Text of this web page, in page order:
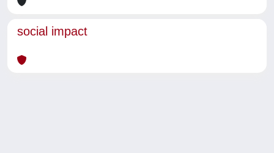
social impact